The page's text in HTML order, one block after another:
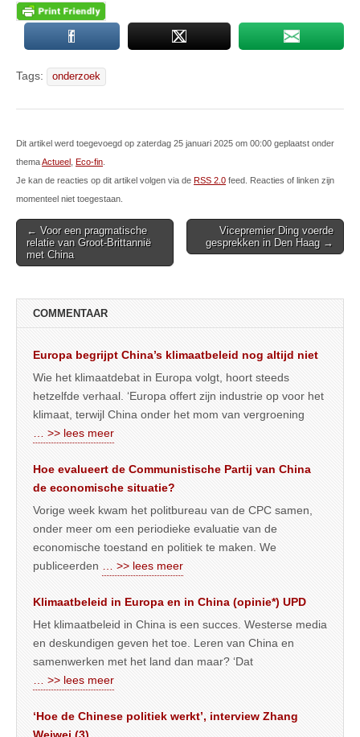
Tags: onderzoek
Dit artikel werd toegevoegd op zaterdag 25 januari 2025 om 00:00 geplaatst onder
themaActueel Eco-fin
Je kan de reacties op dit artikel volgen via de RSS 2.0 feed. Reacties of linken zijn
momenteel niet toegestaan.
Post
navigation
← Voor een pragmatische
relatie van Groot-Brittannië
met China
Vicepremier Ding voerde
gesprekken in Den Haag →
COMMENTAAR
Europa begrijpt China’s klimaatbeleid nog altijd niet
Wie het klimaatdebat in Europa volgt, hoort steeds
hetzelfde verhaal. ‘Europa offert zijn industrie op voor het
klimaat, terwijl China onder het mom van vergroening
… >> lees meer
Hoe evalueert de Communistische Partij van China
de economische situatie?
Vorige week kwam het politbureau van de CPC samen,
onder meer om een periodieke evaluatie van de
economische toestand en politiek te maken. We
publiceerden
… >> lees meer
Klimaatbeleid in Europa en in China (opinie*) UPD
Het klimaatbeleid in China is een succes. Westerse media
en deskundigen geven het toe. Leren van China en
samenwerken met het land dan maar? ‘Dat
… >> lees meer
‘Hoe de Chinese politiek werkt’, interview Zhang
Weiwei (3)